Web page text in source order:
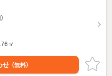
㎡
せ （無料）